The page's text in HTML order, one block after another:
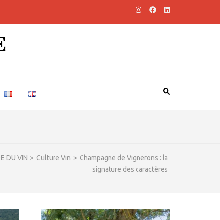
DU VIN > Culture Vin > Champagne de Vignerons : la
signature des caractères